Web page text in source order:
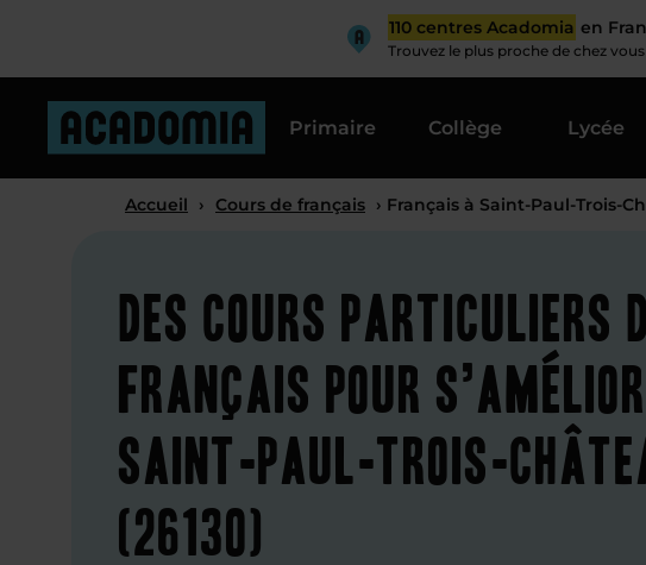
110 centres Acadomia en
Trouvez le plus proche de chez vous
Primaire Collège Lycée
Accueil › Cours de français › Français à Saint-Paul-Trois-
Des cours particuliers
français pour
Saint-Paul-Trois-
(26130)